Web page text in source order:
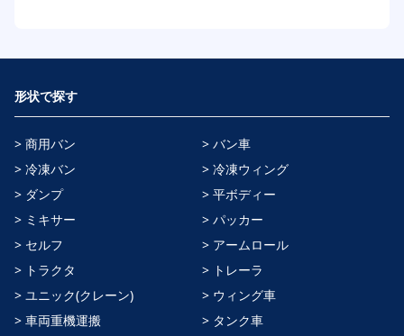
形状で探す
> 商用バン
> バン車
> 冷凍バン
> 冷凍ウィング
> ダンプ
> 平ボディー
> ミキサー
> パッカー
> セルフ
> アームロール
> トラクタ
> トレーラ
> ユニック(クレーン)
> ウィング車
> 車両重機運搬
> タンク車